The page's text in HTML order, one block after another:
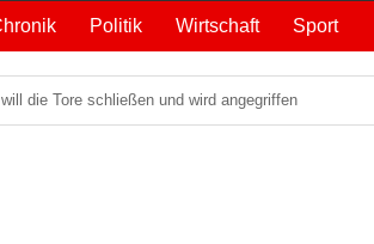
Politik Wirtschaft Sport
die Tore schließen und wird angegriffen